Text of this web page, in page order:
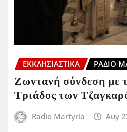
ΕΚΚΛΗΣΙΑΣΤΙΚΆ ΡΆΔΙΟ
Ζωντανή σύνδεση με
Τριάδος των
Radio Martyria Αυγ